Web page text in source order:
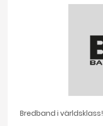
Bredband i världsklass!